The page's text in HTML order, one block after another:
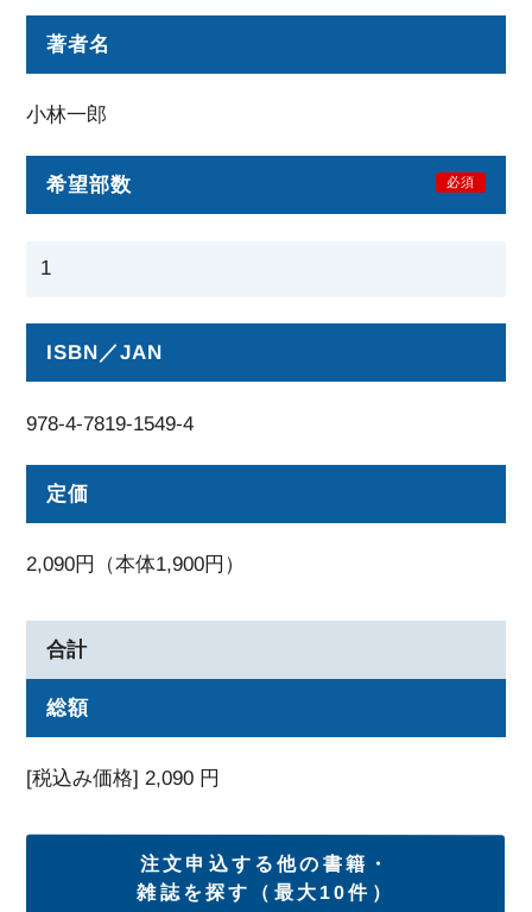
著者名
小林一郎
希望部数 必須
ISBN／JAN
978-4-7819-1549-4
定価
2,090円（本体1,900円）
合計
総額
[税込み価格]2,090 円
注文申込する他の書籍・
雑誌を探す（最大10件）